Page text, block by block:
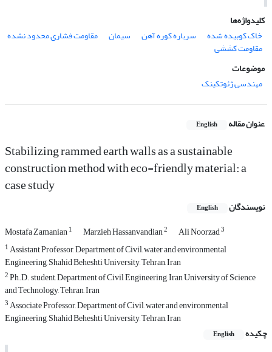
کلیدواژه‌ها
خاک کوبیده شده
سرباره کوره آهن سیمان مقاومت فشاری محدود نشده
مقاومت کششی
موضوعات
مهندسی ژئوتکینک
عنوان مقاله English
Stabilizing rammed earth walls as a sustainable
construction method with eco-friendly material: a
case study
نویسندگان English
Mostafa Zamanian1 Marzieh Hassanvandian2 Ali Noorzad3
1Assistant Professor, Department of Civil, water and environmental
Engineering, Shahid Beheshti University, Tehran, Iran
2Ph.D. student, Department of Civil Engineering, Iran University of Science
and Technology, Tehran, Iran
3Associate Professor, Department of Civil, water and environmental
Engineering, Shahid Beheshti University, Tehran, Iran
چکیده
English